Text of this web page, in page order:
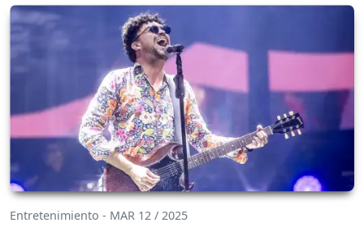
Entretenimiento - MAR 12 / 2025